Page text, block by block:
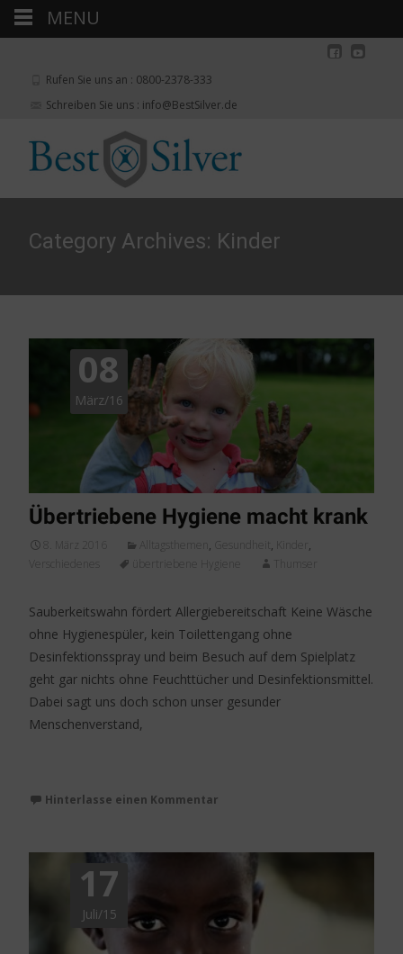
Rufen Sie uns an : 0800-2378-333
Schreiben Sie uns : info@BestSilver.de
Category Archives: Kinder
08
März/16
Übertriebene Hygiene macht krank
8. März 2016 Alltagsthemen , Gesundheit,
,
Verschiedenes
übertriebene Hygiene Thumser
Sauberkeitswahn fördert Allergiebereitschaft Keine Wäsche
ohne Hygienespüler, kein Toilettengang ohne
Desinfektionsspray und beim Besuch auf dem Spielplatz
geht gar nichts ohne Feuchttücher und Desinfektionsmittel.
Dabei sagt uns doch schon unser gesunder
Menschenverstand,
Hinterlasse einen Kommentar
17
Juli/15
MENU